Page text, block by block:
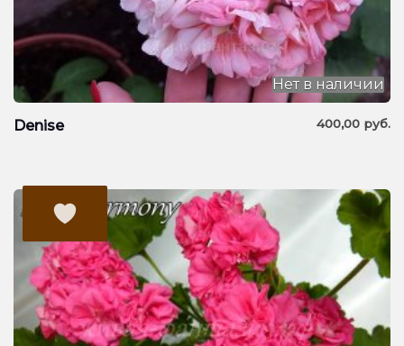
Denise 400,00 руб.
Нет в наличии